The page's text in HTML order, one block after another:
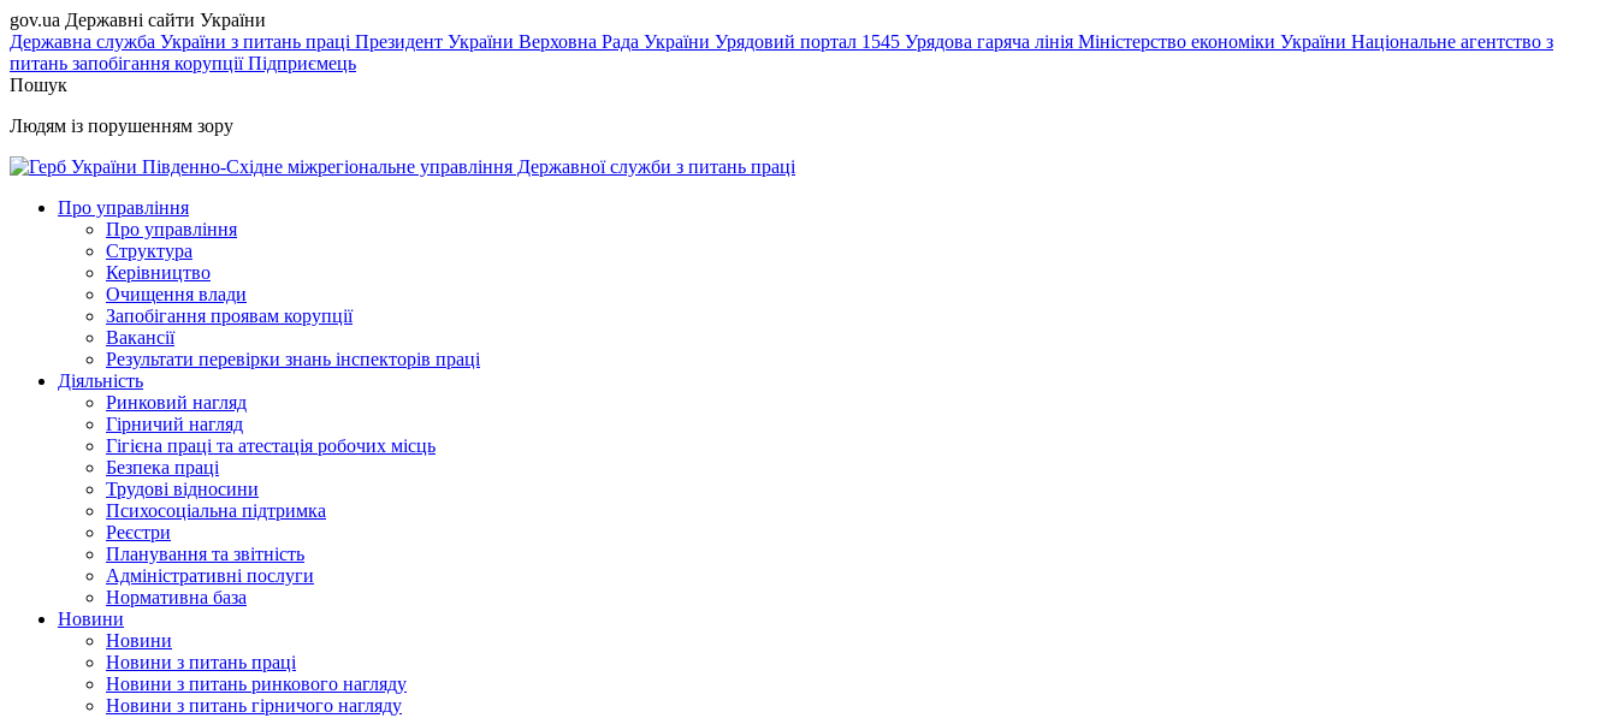
gov.ua Державні сайти України
Державна служба України з питань праці Президент України Верховна Рада України Урядовий портал 1545 Урядова гаряча лінія Міністерство економіки України Національне агентство з
питань запобігання корупціїПідприємець
Пошук
Людям із порушенням зору
Південно-Східне міжрегіональне управління Державної служби з питань праці
Про управління
Про управління
Структура
Керівництво
Очищення влади
Запобігання проявам корупції
Вакансії
Результати перевірки знань інспекторів праці
Діяльність
Ринковий нагляд
Гірничий нагляд
Гігієна праці та атестація робочих місць
Безпека праці
Трудові відносини
Психосоціальна підтримка
Реєстри
Планування та звітність
Адміністративні послуги
Нормативна база
Новини
Новини
Новини з питань праці
Новини з питань ринкового нагляду
Новини з питань гірничого нагляду